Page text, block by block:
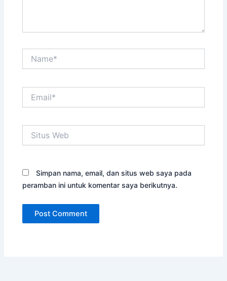
Web
Simpan nama, email, dan situs web saya pada
peramban ini untuk komentar saya berikutnya.